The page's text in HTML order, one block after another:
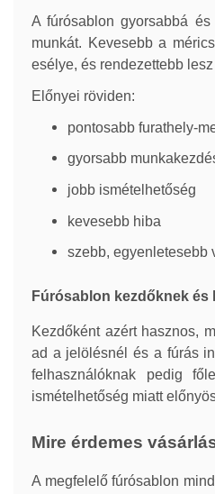
A fúrósablon gyorsabbá
munkát. Kevesebb a
esélye, és rendezettebb
Előnyei röviden:
pontosabb furathely-
gyorsabb
jobb ismételhetőség
kevesebb hiba
szebb, egyenletesebb
Fúrósablon kezdőknek és
Kezdőként azért hasznos,
ad a jelölésnél és a fúrás
felhasználóknak pedig
ismételhetőség miatt
Mire érdemes
A megfelelő fúrósablon